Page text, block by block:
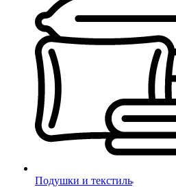
Подушки и текстиль